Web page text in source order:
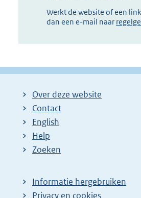
Werkt de website of een
dan een e-mail naar
Over deze website
Contact
English
Help
Zoeken
Informatie hergebruiken
Privacy en cookies